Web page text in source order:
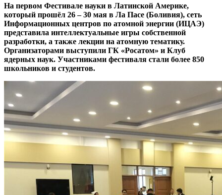
На первом Фестивале науки в Латинской Америке,
который прошёл 26 – 30 мая в Ла Пасе (Боливия), сеть
Информационных центров по атомной энергии (ИЦАЭ)
представила интеллектуальные игры собственной
разработки, а также лекции на атомную тематику.
Организаторами выступили ГК «Росатом» и Клуб
ядерных наук. Участниками фестиваля стали более 850
школьников и студентов.